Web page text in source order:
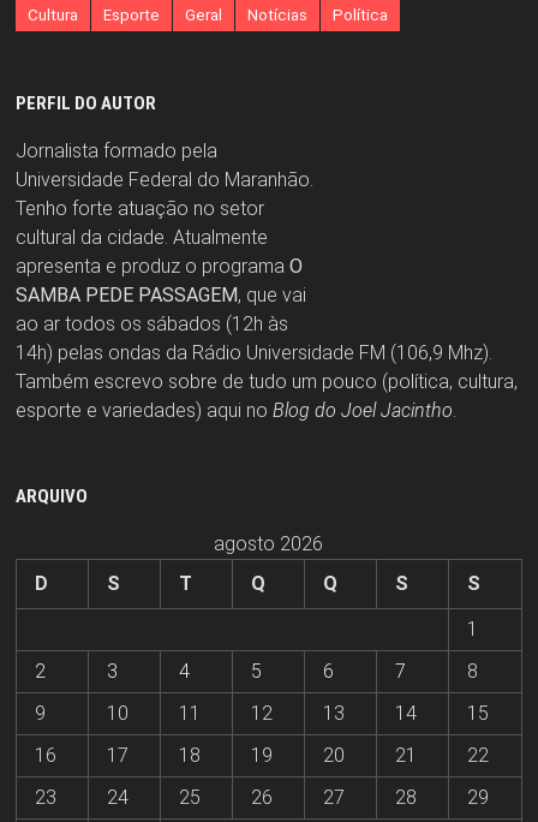
Cultura Esporte Geral Notícias Política
PERFIL DO AUTOR
Jornalista formado pela
Universidade Federal do Maranhão.
Tenho forte atuação no setor
cultural da cidade. Atualmente
apresenta e produz o programa O
SAMBA PEDE PASSAGEM, que vai
ao ar todos os sábados (12h às
14h) pelas ondas da Rádio Universidade FM (106,9 Mhz).
Também escrevo sobre de tudo um pouco (política, cultura,
esporte e variedades) aqui no Blog do Joel Jacintho.
ARQUIVO
agosto 2026
D
S T Q Q S
S
1
2
3 4 5 6 7
8
9
10 11 12 13 14
15
16
17 18 19 20 21
22
23
24 25 26 27 28 29